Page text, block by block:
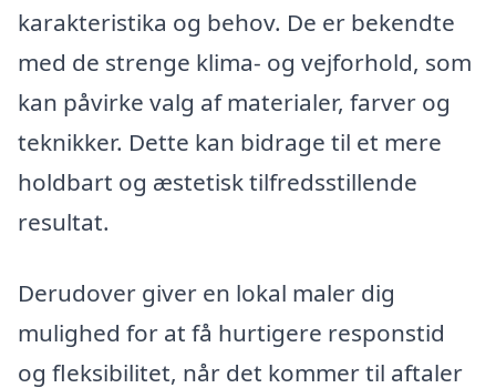
karakteristika og behov. De er bekendte
med de strenge klima- og vejforhold, som
kan påvirke valg af materialer, farver og
teknikker. Dette kan bidrage til et mere
holdbart og æstetisk tilfredsstillende
resultat.
Derudover giver en lokal maler dig
mulighed for at få hurtigere responstid
og fleksibilitet, når det kommer til aftaler